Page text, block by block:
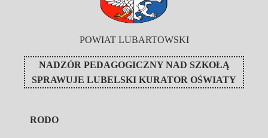
POWIAT LUBARTOWSKI
NADZÓR PEDAGOGICZNY NAD SZKOŁĄ
SPRAWUJE LUBELSKI KURATOR OŚWIATY
RODO